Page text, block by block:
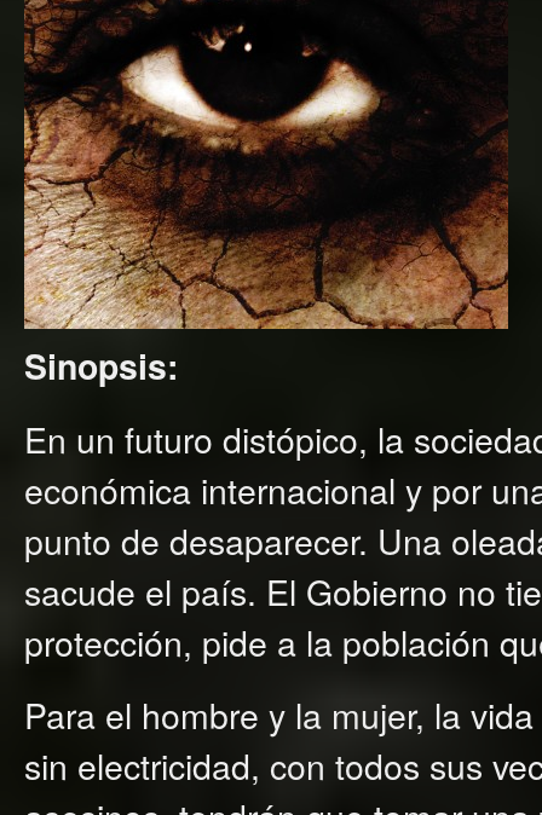
Sinopsis:
En un futuro distópico, la
económica internacional y por
punto de desaparecer. Una
sacude el país. El Gobierno no
protección, pide a la población
Para el hombre y la mujer, la
sin electricidad, con todos sus